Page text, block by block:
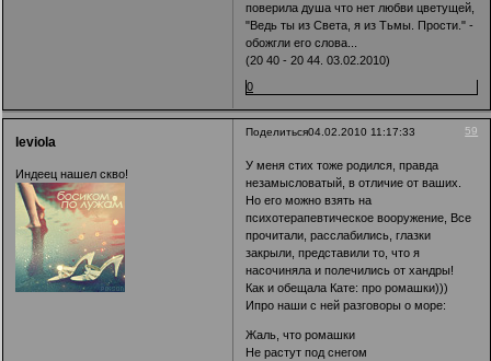
поверила душа что нет любви цветущей,
"Ведь ты из Света, я из Тьмы. Прости." -
обожгли его слова...
(20 40 - 20 44. 03.02.2010)
0
Поделиться 59
04.02.2010 11:17:33
leviola
Индеец нашел скво!
У меня стих тоже родился, правда
незамысловатый, в отличие от ваших.
Но его можно взять на
психотерапевтическое вооружение, Все
прочитали, расслабились, глазки
закрыли, представили то, что я
насочиняла и полечились от хандры!
Как и обещала Кате: про ромашки)))
Ипро наши с ней разговоры о море:
Жаль, что ромашки
Не растут под снегом